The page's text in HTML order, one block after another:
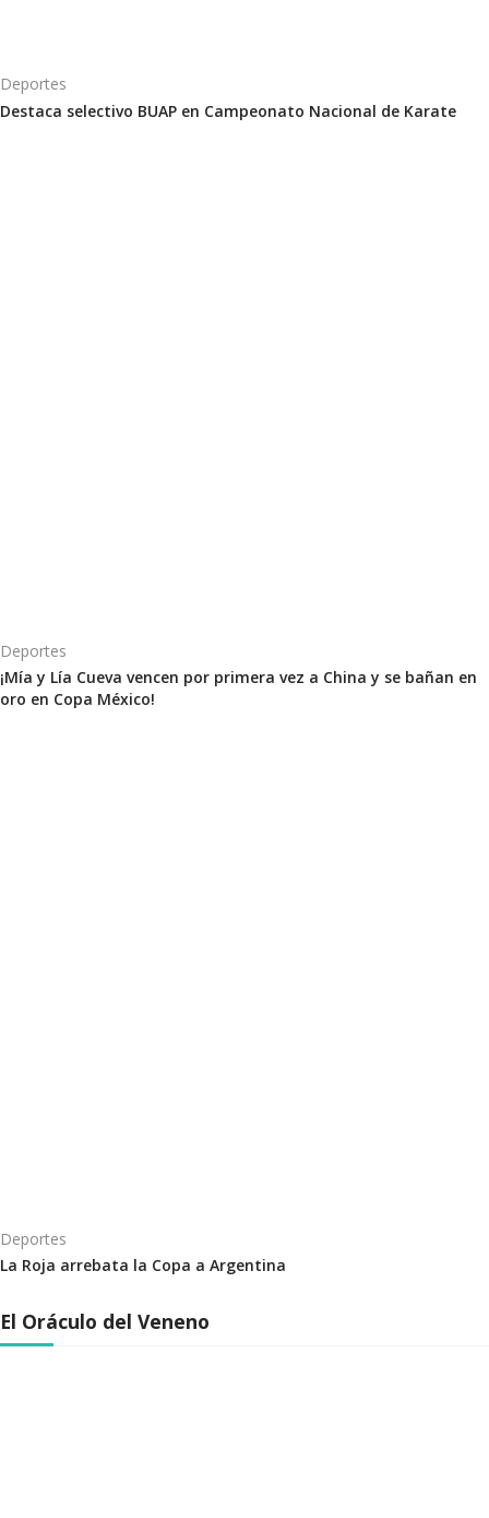
Deportes
Destaca selectivo BUAP en Campeonato Nacional de Karate
Deportes
¡Mía y Lía Cueva vencen por primera vez a China y se bañan en
oro en Copa México!
Deportes
La Roja arrebata la Copa a Argentina
El Oráculo del Veneno